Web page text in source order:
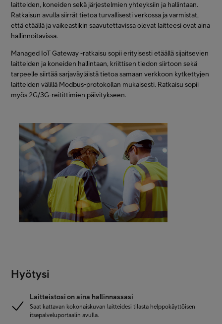
laitteiden, koneiden sekä järjestelmien yhteyksiin ja hallintaan.
Ratkaisun avulla siirrät tietoa turvallisesti verkossa ja varmistat,
että etäällä ja vaikeastikin saavutettavissa olevat laitteesi ovat aina
hallinnoitavissa.
Managed IoT Gateway -ratkaisu sopii erityisesti etäällä sijaitsevien
laitteiden ja koneiden hallintaan, kriittisen tiedon siirtoon sekä
tarpeelle siirtää sarjaväyläistä tietoa samaan verkkoon kytkettyjen
laitteiden välillä Modbus-protokollan mukaisesti. Ratkaisu sopii
myös 2G/3G-reitittimien päivitykseen.
Hyötysi
Laitteistosi on aina hallinnassasi
Saat kattavan kokonaiskuvan laitteidesi tilasta helppokäyttöisen
itsepalveluportaalin avulla.